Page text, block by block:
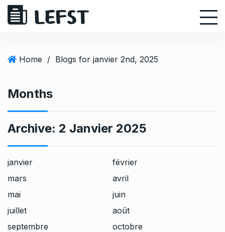
Home / Blogs for janvier 2nd, 2025
Months
Archive: 2 Janvier 2025
janvier
février
mars
avril
mai
juin
juillet
août
septembre
octobre